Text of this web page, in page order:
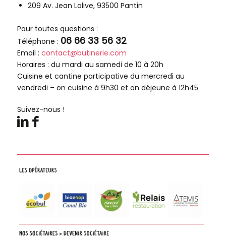
209 Av. Jean Lolive, 93500 Pantin
Pour toutes questions :
Téléphone : 06 66 33 56 32
Email : contact@butinerie.com
Horaires : du mardi au samedi de 10 à 20h
Cuisine et cantine participative du mercredi au
vendredi – on cuisine à 9h30 et on déjeune à 12h45
Suivez-nous !